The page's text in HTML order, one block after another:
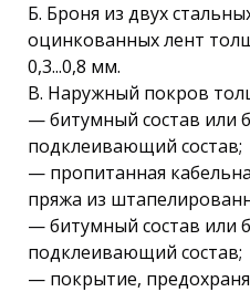
Б. Броня из двух
оцинкованных лент
0,3...0,8 мм.
В. Наружный покров
— битумный состав или
подклеивающий состав;
— пропитанная
пряжа из
— битумный состав или
подклеивающий состав;
— покрытие,